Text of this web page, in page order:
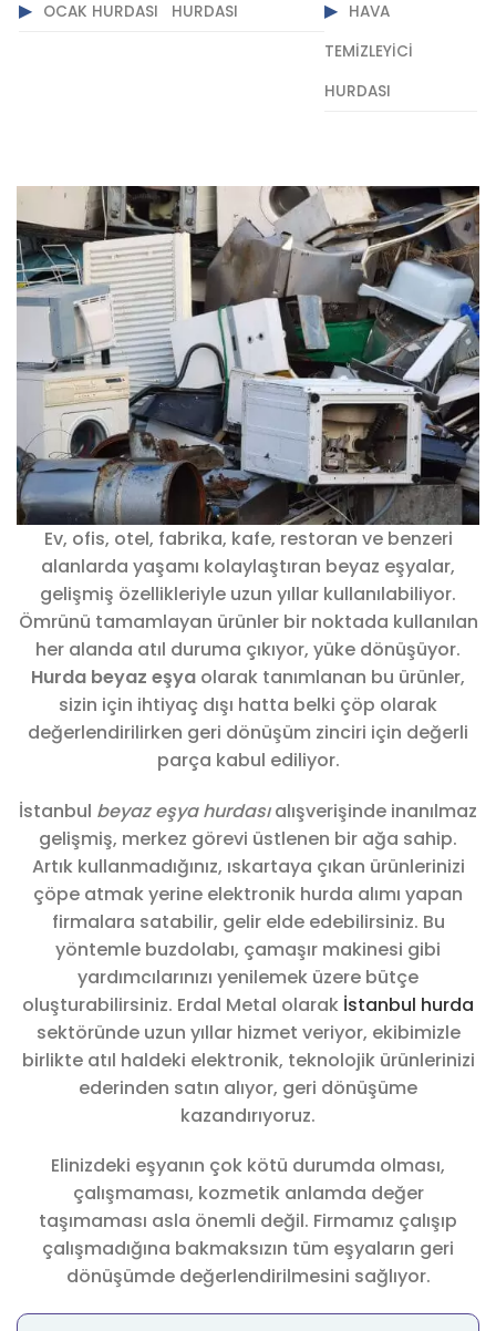
OCAK HURDASI
HURDASI
HAVA
TEMIZLEYICI
HURDASI
Ev, ofis, otel, fabrika, kafe, restoran ve benzeri
alanlarda yaşamı kolaylaştıran beyaz eşyalar,
gelişmiş özellikleriyle uzun yıllar kullanılabiliyor.
Ömrünü tamamlayan ürünler bir noktada kullanılan
her alanda atıl duruma çıkıyor, yüke dönüşüyor.
Hurda beyaz eşya olarak tanımlanan bu ürünler,
sizin için ihtiyaç dışı hatta belki çöp olarak
değerlendirilirken geri dönüşüm zinciri için değerli
parça kabul ediliyor.
İstanbul beyaz eşya hurdasıalışverişinde inanılmaz
gelişmiş, merkez görevi üstlenen bir ağa sahip.
Artık kullanmadığınız, ıskartaya çıkan ürünlerinizi
çöpe atmak yerine elektronik hurda alımı yapan
firmalara satabilir, gelir elde edebilirsiniz. Bu
yöntemle buzdolabı, çamaşır makinesi gibi
yardımcılarınızı yenilemek üzere bütçe
oluşturabilirsiniz. Erdal Metal olarak İstanbul hurda
sektöründe uzun yıllar hizmet veriyor, ekibimizle
birlikte atıl haldeki elektronik, teknolojik ürünlerinizi
ederinden satın alıyor, geri dönüşüme
kazandırıyoruz.
Elinizdeki eşyanın çok kötü durumda olması,
çalışmaması, kozmetik anlamda değer
taşımaması asla önemli değil. Firmamız çalışıp
çalışmadığına bakmaksızın tüm eşyaların geri
dönüşümde değerlendirilmesini sağlıyor.